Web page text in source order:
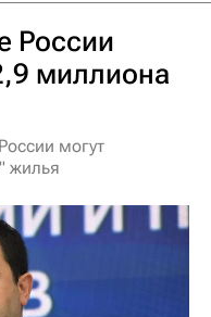
России
миллиона
могут
жилья